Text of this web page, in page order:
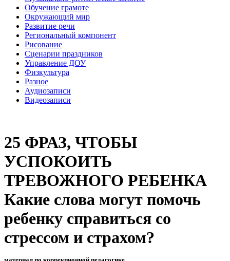
Обучение грамоте
Окружающий мир
Развитие речи
Региональный компонент
Рисование
Сценарии праздников
Управление ДОУ
Физкультура
Разное
Аудиозаписи
Видеозаписи
25 ФРАЗ, ЧТОБЫ
УСПОКОИТЬ
ТРЕВОЖНОГО РЕБЕНКА
Какие слова могут помочь
ребенку справиться со
стрессом и страхом?